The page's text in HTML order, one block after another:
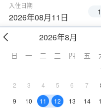
入住日期
2026年08月11日
2026年8月
日 一 二 三 四 五
2
3 4 5 6 7
9
10 11 12 13 14